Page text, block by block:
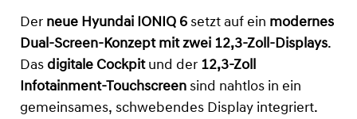
Der neue Hyundai IONIQ 6 setzt auf ein modernes
Dual-Screen-Konzept mit zwei 12,3-Zoll-Displays.
Das digitale Cockpit und der 12,3-Zoll
Infotainment-Touchscreen sind nahtlos in ein
gemeinsames, schwebendes Display integriert.